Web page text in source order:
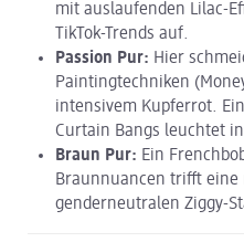
mit auslaufenden Lilac-
TikTok-Trends auf.
Passion Pur: Hier
Paintingtechniken
intensivem Kupferrot.
Curtain Bangs leuchtet
Braun Pur: Ein
Braunnuancen trifft eine
genderneutralen Ziggy-